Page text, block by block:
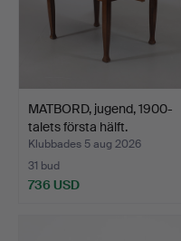
MATBORD, jugend, 1900-
talets första hälft.
Klubbades 5 aug 2026
31 bud
736 USD